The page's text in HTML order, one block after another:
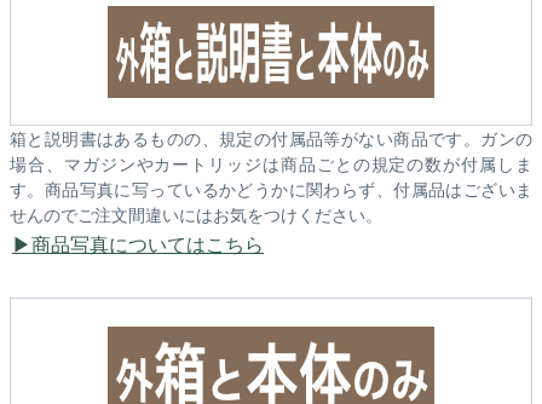
箱と説明書はあるものの、規定の付属品等がない商品です。ガンの
場合、マガジンやカートリッジは商品ごとの規定の数が付属しま
す。商品写真に写っているかどうかに関わらず、付属品はございま
せんのでご注文間違いにはお気をつけください。
商品写真についてはこちら